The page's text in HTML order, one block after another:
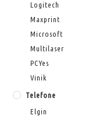
Logitech
Maxprint
Microsoft
Multilaser
PCYes
Vinik
Telefone
Elgin